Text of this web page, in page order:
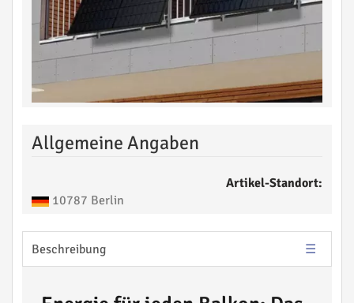
Allgemeine Angaben
Artikel-Standort:
10787 Berlin
Beschreibung